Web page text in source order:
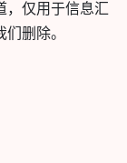
，仅用于信息汇
删除。